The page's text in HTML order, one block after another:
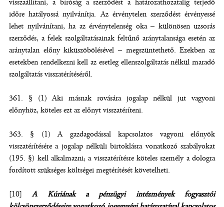
visszaállítani, a bíróság a szerződést a határozathozatalig terjedő
időre hatályossá nyilvánítja. Az érvénytelen szerződést érvényessé
lehet nyilvánítani, ha az érvénytelenség oka – különösen uzsorás
szerződés, a felek szolgáltatásainak feltűnő aránytalansága esetén az
aránytalan előny kiküszöbölésével – megszüntethető. Ezekben az
esetekben rendelkezni kell az esetleg ellenszolgáltatás nélkül maradó
szolgáltatás visszatérítéséről.
361. § (1) Aki másnak rovására jogalap nélkül jut vagyoni
előnyhöz, köteles ezt az előnyt visszatéríteni.
363. § (1) A gazdagodással kapcsolatos vagyoni előnyök
visszatérítésére a jogalap nélküli birtoklásra vonatkozó szabályokat
(195. §) kell alkalmazni; a visszatérítésre köteles személy a dologra
fordított szükséges költségei megtérítését követelheti.
[10]A Kúriának a pénzügyi intézmények fogyasztói